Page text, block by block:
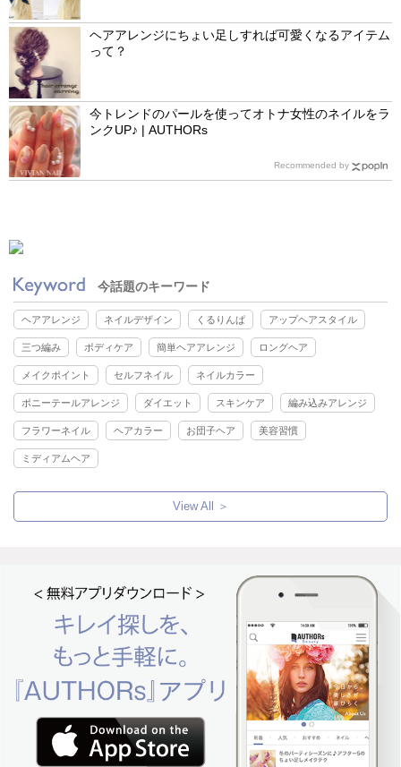
ヘアアレンジにちょい足しすれば可愛くなるアイテム
って？
今トレンドのパールを使ってオトナ女性のネイルをラ
ンクUP♪ | AUTHORs
Recommended by
今話題のキーワード
ヘアアレンジ ネイルデザイン くるりんぱ アップヘアスタイル
三つ編み ボディケア 簡単ヘアアレンジ ロングヘア
メイクポイント セルフネイル ネイルカラー
ポニーテールアレンジ ダイエット スキンケア 編み込みアレンジ
フラワーネイル ヘアカラー お団子ヘア 美容習慣
ミディアムヘア
View All ＞